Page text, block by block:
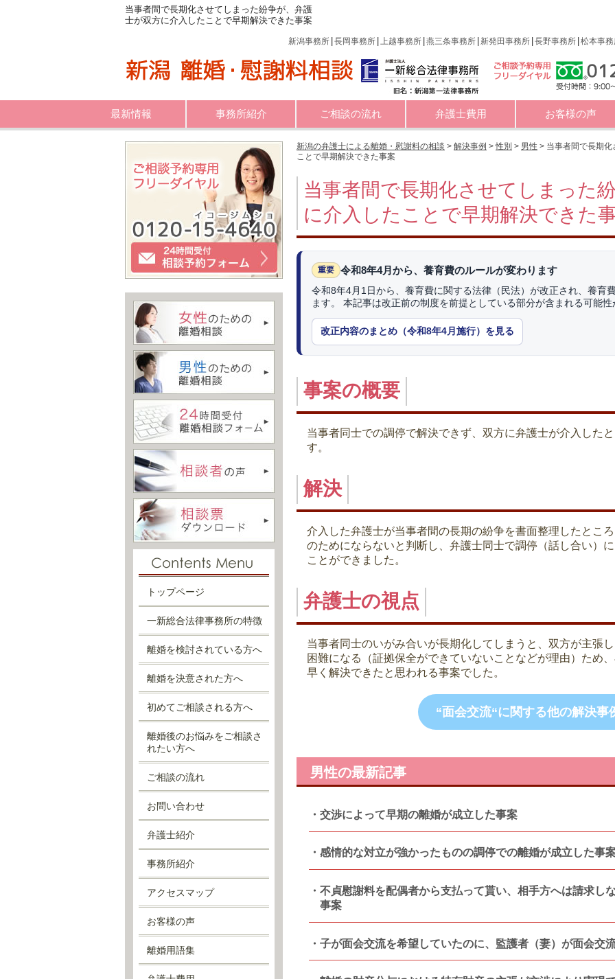
当事者間で長期化させてしまった紛争が、弁護
士が双方に介入したことで早期解決できた事案
新潟事務所 長岡事務所 上越事務所 燕三条事務所 新発田事務所 長野事務所 松本事
最新情報 事務所紹介 ご相談の流れ 弁護士費用 お客様の声
新潟の弁護士による離婚・慰謝料の相談 > 解決事例 >性別 > 男性 > 当事者間で長期
ことで早期解決できた事案
当事者間で長期化させてしまった
に介入したことで早期解決できた
重要 令和8年4月から、養育費のルールが変わります
令和8年4月1日から、養育費に関する法律（民法）が改正され、養育
ます。 本記事は改正前の制度を前提としている部分が含まれる可能性
改正内容のまとめ（令和8年4月施行）を見る
事案の概要
当事者同士での調停で解決できず、双方に弁護士が介入した
す。
解決
介入した弁護士が当事者間の長期の紛争を書面整理したとこ
のためにならないと判断し、弁護士同士で調停（話し合い）
ことができました。
弁護士の視点
当事者同士のいがみ合いが長期化してしまうと、双方が主張
困難になる（証拠保全ができていないことなどが理由）ため
早く解決できたと思われる事案でした。
“面会交流“に関する他の解決事
男性の最新記事
交渉によって早期の離婚が成立した事案
感情的な対立が強かったものの調停での離婚が成立した事
不貞慰謝料を配偶者から支払って貰い、相手方へは請求し
事案
子が面会交流を希望していたのに、監護者（妻）が面会交
トップページ
一新総合法律事務所の特徴
離婚を検討されている方へ
離婚を決意された方へ
初めてご相談される方へ
離婚後のお悩みをご相談さ
れたい方へ
ご相談の流れ
お問い合わせ
弁護士紹介
事務所紹介
アクセスマップ
お客様の声
離婚用語集